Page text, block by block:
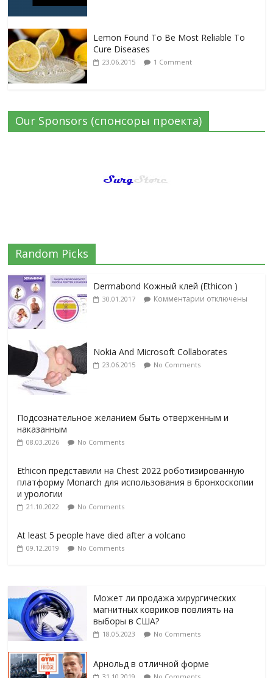
Lemon Found To Be Most Reliable To
Cure Diseases
23.06.2015 1 Comment
Our Sponsors (спонсоры проекта)
Random Picks
Dermabond Кожный клей (Ethicon )
30.01.2017 Комментарии отключены
Nokia And Microsoft Collaborates
23.06.2015 No Comments
Подсознательное желанием быть отверженным и
наказанным
08.03.2026 No Comments
Ethicon представили на Chest 2022 роботизированную
платформу Monarch для использования в бронхоскопии
и урологии
21.10.2022 No Comments
At least 5 people have died after a volcano
09.12.2019 No Comments
Может ли продажа хирургических
магнитных ковриков повлиять на
выборы в США?
18.05.2023 No Comments
Арнольд в отличной форме